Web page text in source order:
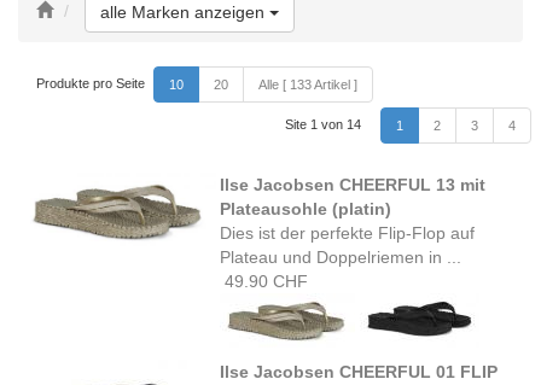
alle Marken anzeigen Toggle Dropdown
Produkte pro Seite 10 20 Alle [ 133 Artikel ]
Site 1 von 14 1 2 3 4
Ilse Jacobsen CHEERFUL 13 mit
Plateausohle (platin)
Dies ist der perfekte Flip-Flop auf
Plateau und Doppelriemen in ...
49.90 CHF
Ilse Jacobsen CHEERFUL 01 FLIP